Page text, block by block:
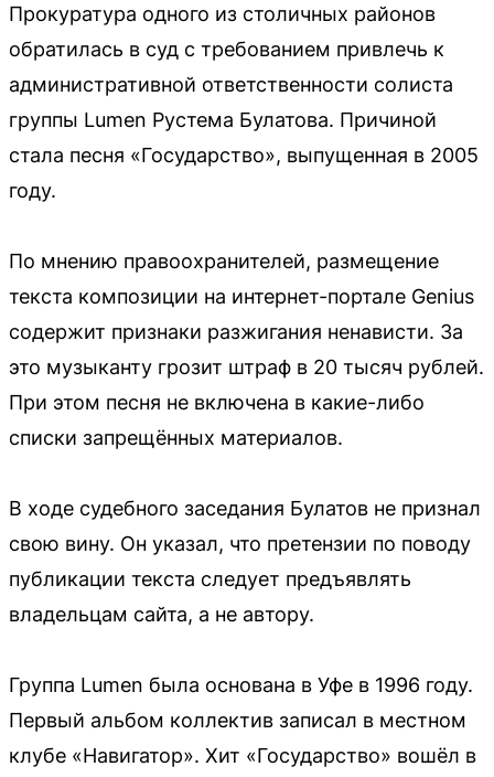
Прокуратура одного из столичных районов
обратилась в суд с требованием привлечь к
административной ответственности солиста
группы Lumen Рустема Булатова. Причиной
стала песня «Государство», выпущенная в 2005
году.
По мнению правоохранителей, размещение
текста композиции на интернет-портале Genius
содержит признаки разжигания ненависти. За
это музыканту грозит штраф в 20 тысяч рублей.
При этом песня не включена в какие-либо
списки запрещённых материалов.
В ходе судебного заседания Булатов не признал
свою вину. Он указал, что претензии по поводу
публикации текста следует предъявлять
владельцам сайта, а не автору.
Группа Lumen была основана в Уфе в 1996 году.
Первый альбом коллектив записал в местном
клубе «Навигатор». Хит «Государство» вошёл в